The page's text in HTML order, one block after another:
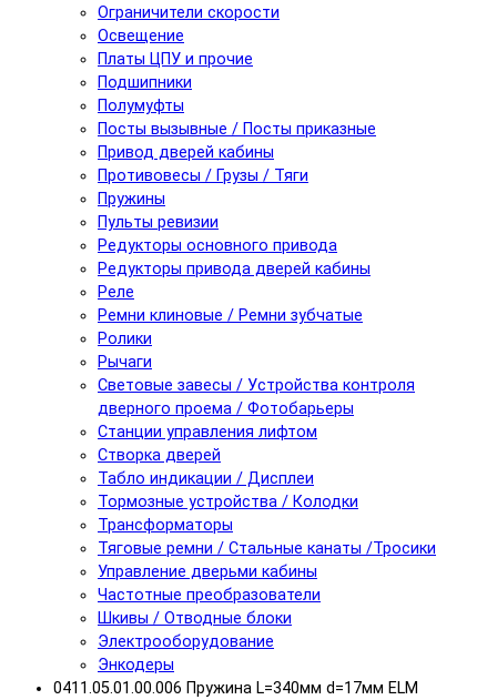
Ограничители скорости
Освещение
Платы ЦПУ и прочие
Подшипники
Полумуфты
Посты вызывные / Посты приказные
Привод дверей кабины
Противовесы / Грузы / Тяги
Пружины
Пульты ревизии
Редукторы основного привода
Редукторы привода дверей кабины
Реле
Ремни клиновые / Ремни зубчатые
Ролики
Рычаги
Световые завесы / Устройства контроля
дверного проема / Фотобарьеры
Станции управления лифтом
Створка дверей
Табло индикации / Дисплеи
Тормозные устройства / Колодки
Трансформаторы
Тяговые ремни / Стальные канаты /Тросики
Управление дверьми кабины
Частотные преобразователи
Шкивы / Отводные блоки
Электрооборудование
Энкодеры
0411.05.01.00.006 Пружина L=340мм d=17мм ELM